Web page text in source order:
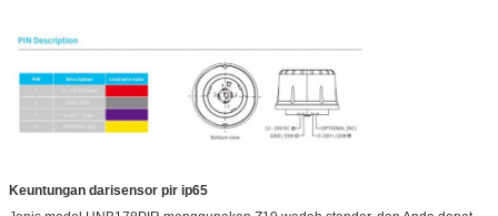
Keuntungan darisensor pir ip65